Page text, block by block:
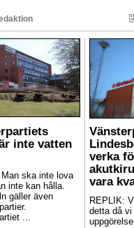
inte vatten
ska inte lova
inte kan hålla.
gäller även
...
verka
vara
REPLIK:
detta då